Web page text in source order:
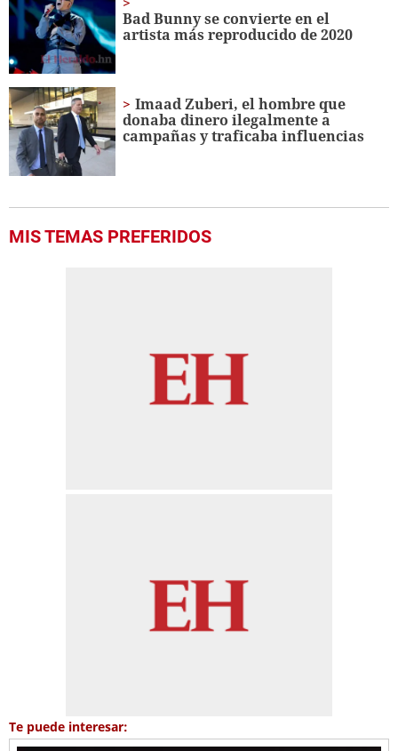
Bad Bunny se convierte en el
artista más reproducido de 2020
Imaad Zuberi, el hombre que
donaba dinero ilegalmente a
campañas y traficaba influencias
MIS TEMAS PREFERIDOS
Te puede interesar: